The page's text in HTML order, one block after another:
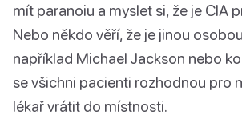
mít paranoiu a myslet si, že je CIA
Nebo někdo věří, že je jinou
například Michael Jackson nebo
se všichni pacienti rozhodnou pro
lékař vrátit do místnosti.